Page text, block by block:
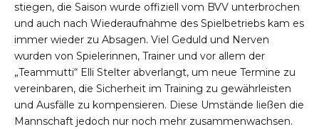
stiegen, die Saison wurde offiziell vom BVV unterbrochen
und auch nach Wiederaufnahme des Spielbetriebs kam es
immer wieder zu Absagen. Viel Geduld und Nerven
wurden von Spielerinnen, Trainer und vor allem der
„Teammutti“ Elli Stelter abverlangt, um neue Termine zu
vereinbaren, die Sicherheit im Training zu gewährleisten
und Ausfälle zu kompensieren. Diese Umstände ließen die
Mannschaft jedoch nur noch mehr zusammenwachsen.